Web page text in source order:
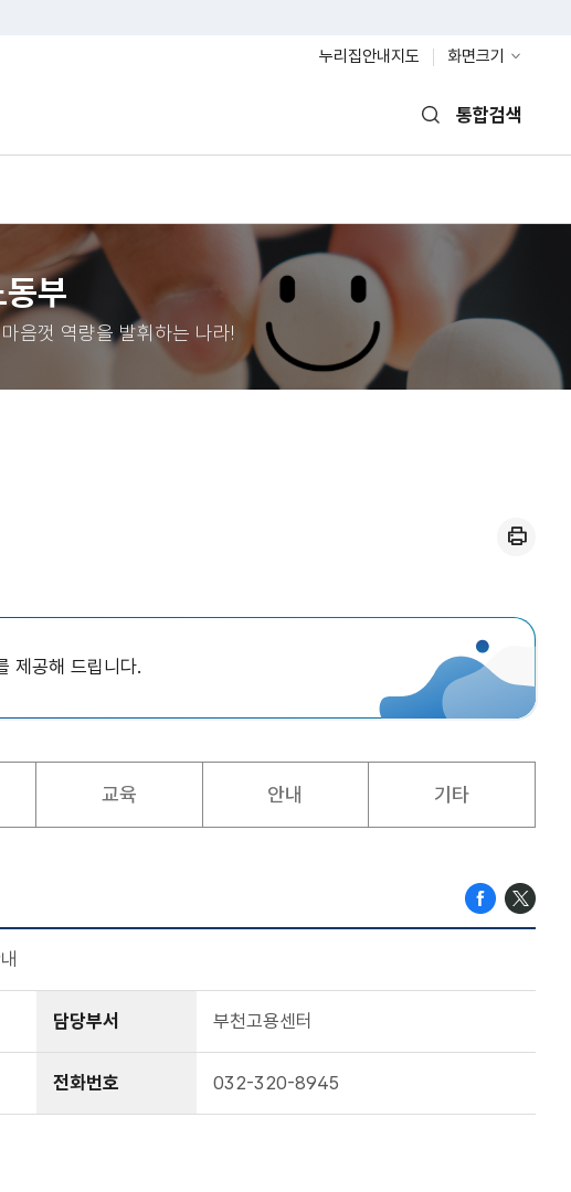
누리집안내지도
화면크기
통합검색
부
음껏 역량을 발휘하는 나라!
제공해 드립니다.
교육 안내 기타
담당부서 부천고용센터
전화번호 032-320-8945